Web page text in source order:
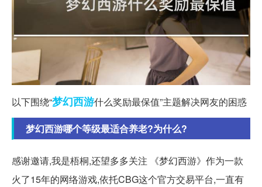
以下围绕“梦幻西游什么奖励最保值”主题解决网友的困惑
梦幻西游哪个等级最适合养老?为什么?
感谢邀请,我是梧桐,还望多多关注 《梦幻西游》作为一款
火了15年的网络游戏,依托CBG这个官方交易平台,一直有